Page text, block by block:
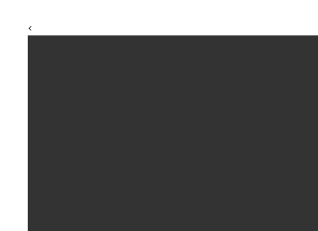
<